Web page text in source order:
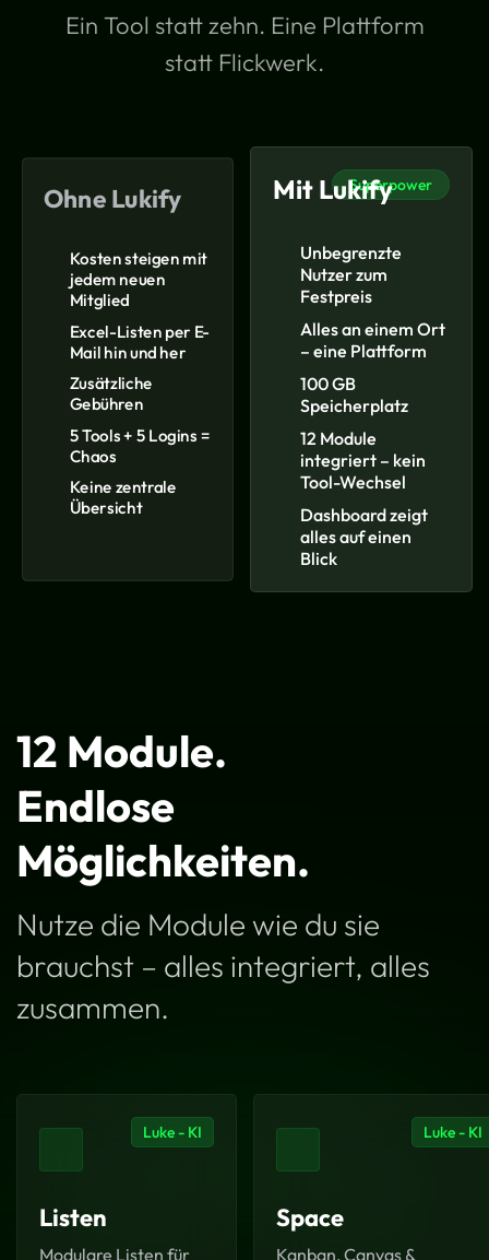
Ein Tool statt zehn. Eine Plattform
statt Flickwerk.
Ohne Lukify
Kosten steigen mit
jedem neuen
Mitglied
Excel-Listen per E-
Mail hin und her
Zusätzliche
Gebühren
5 Tools + 5 Logins =
Chaos
Keine zentrale
Übersicht
Superpower
Mit Lukify
Unbegrenzte
Nutzer zum
Festpreis
Alles an einem Ort
– eine Plattform
100 GB
Speicherplatz
12 Module
integriert – kein
Tool-Wechsel
Dashboard zeigt
alles auf einen
Blick
12 Module.
Endlose
Möglichkeiten.
Nutze die Module wie du sie
brauchst – alles integriert, alles
zusammen.
Luke - KI
Listen
Modulare Listen für
Luke - KI
Space
Kanban, Canvas &